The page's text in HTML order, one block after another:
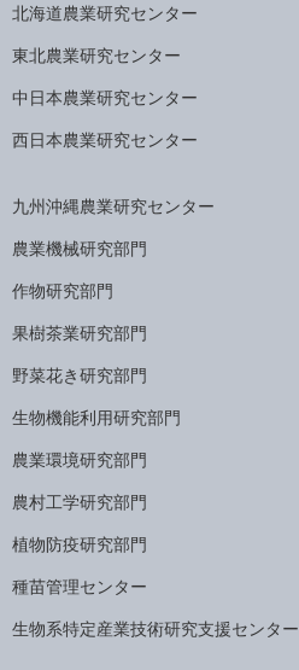
北海道農業研究センター
東北農業研究センター
中日本農業研究センター
西日本農業研究センター
九州沖縄農業研究センター
農業機械研究部門
作物研究部門
果樹茶業研究部門
野菜花き研究部門
生物機能利用研究部門
農業環境研究部門
農村工学研究部門
植物防疫研究部門
種苗管理センター
生物系特定産業技術研究支援センター